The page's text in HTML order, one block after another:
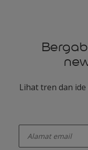
Lihat tren dan